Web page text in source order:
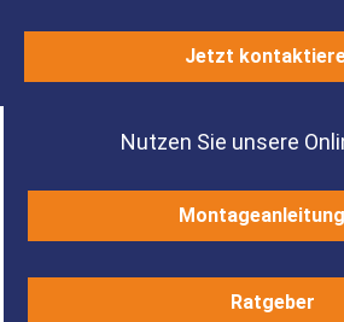
Jetzt
Nutzen Sie unsere
Ratgeber